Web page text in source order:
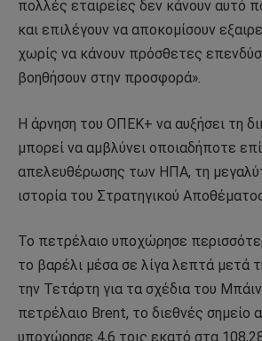
πολλές εταιρείες δεν κάνουν αυτό
και επιλέγουν να αποκομίσουν
χωρίς να κάνουν πρόσθετες
βοηθήσουν στην προσφορά».
Η άρνηση του ΟΠΕΚ+ να αυξήσει τη
μπορεί να αμβλύνει οποιαδήποτε
απελευθέρωσης των ΗΠΑ, τη
ιστορία του Στρατηγικού
Το πετρέλαιο υποχώρησε
το βαρέλι μέσα σε λίγα λεπτά μετά
την Τετάρτη για τα σχέδια του
πετρέλαιο Brent, το διεθνές σημείο
υποχώρησε 4,6 τοις εκατό στα